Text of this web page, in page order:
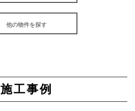
他の物件を探す
施工事例